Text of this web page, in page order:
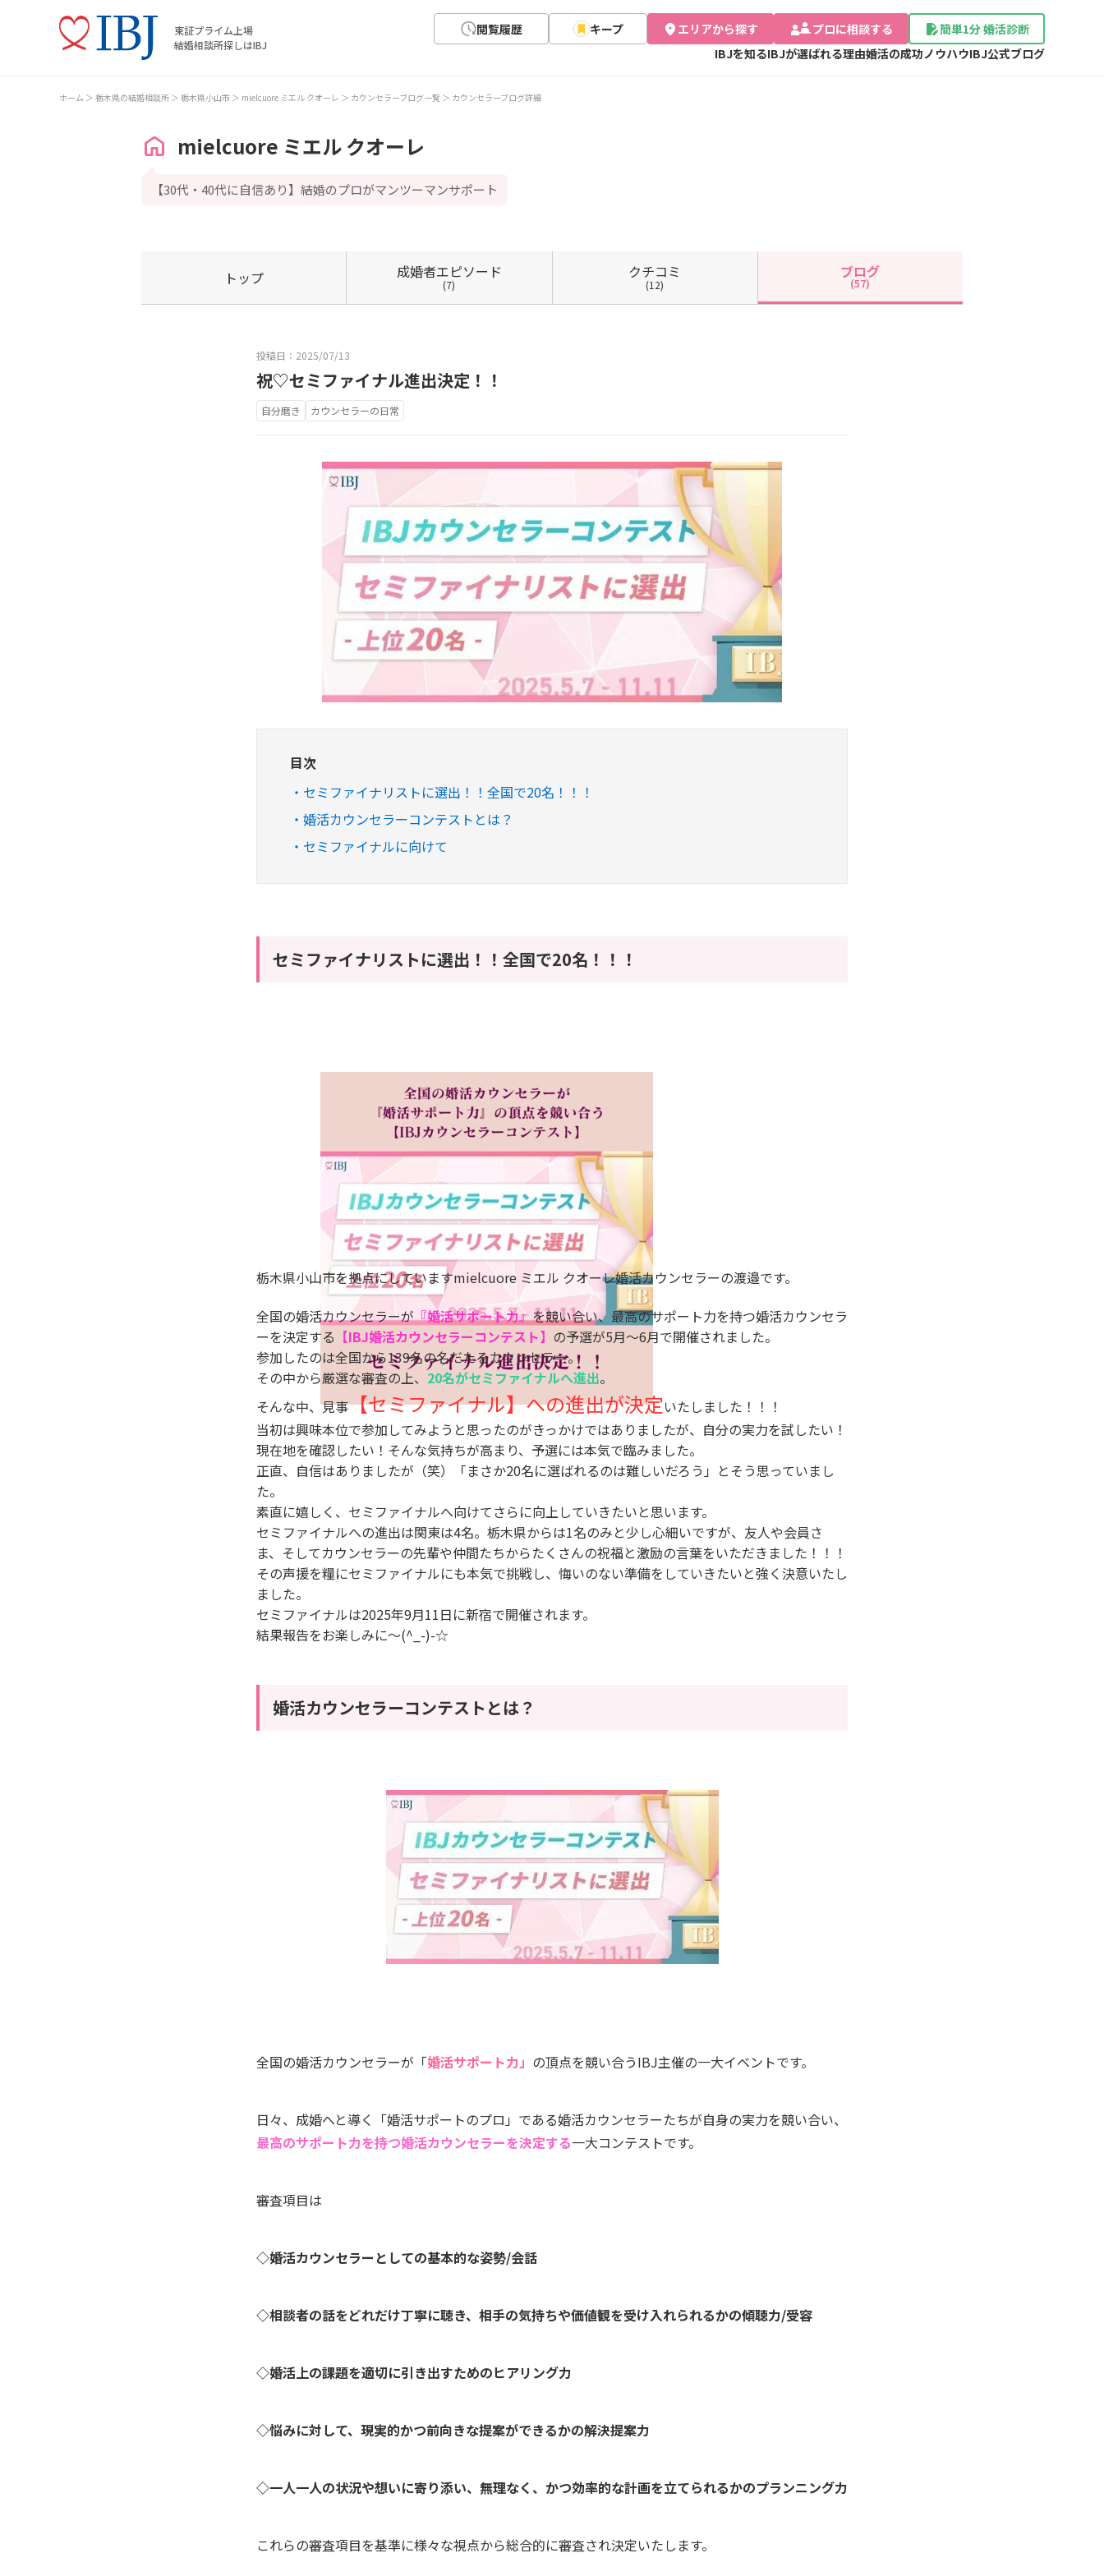
東証プライム上場
結婚相談所探しはIBJ
閲覧履歴 キープ エリアから探す プロに相談する
簡単1分 婚活診断
IBJを知るIBJが選ばれる理由婚活の成功ノウハウIBJ公式ブログ
ホーム 栃木県の結婚相談所 栃木県小山市 mielcuore ミエル クオーレ カウンセラーブログ一覧 カウンセラーブログ詳細
mielcuore ミエル クオーレ
【30代・40代に自信あり】結婚のプロがマンツーマンサポート
トップ 成婚者エピソード
(7)
クチコミ
(12)
ブログ
(57)
投稿日：2025/07/13
祝♡セミファイナル進出決定！！
自分磨き カウンセラーの日常
目次
セミファイナリストに選出！！全国で20名！！！
婚活カウンセラーコンテストとは？
セミファイナルに向けて
セミファイナリストに選出！！全国で20名！！！
栃木県小山市を拠点にしていますmielcuore ミエル クオーレ婚活カウンセラーの渡邉です。
全国の婚活カウンセラーが『婚活サポート力』を競い合い、最高のサポート力を持つ婚活カウンセラ
ーを決定する 【IBJ婚活カウンセラーコンテスト】 の予選が5月～6月で開催されました。
参加したのは全国から139名の名だたるカウンセラー。
その中から厳選な審査の上、 20名がセミファイナルへ進出。
そんな中、見事【セミファイナル】への進出が決定いたしました！！！
当初は興味本位で参加してみようと思ったのがきっかけではありましたが、自分の実力を試したい！
現在地を確認したい！そんな気持ちが高まり、予選には本気で臨みました。
正直、自信はありましたが（笑）「まさか20名に選ばれるのは難しいだろう」とそう思っていまし
た。
素直に嬉しく、セミファイナルへ向けてさらに向上していきたいと思います。
セミファイナルへの進出は関東は4名。栃木県からは1名のみと少し心細いですが、友人や会員さ
ま、そしてカウンセラーの先輩や仲間たちからたくさんの祝福と激励の言葉をいただきました！！！
その声援を糧にセミファイナルにも本気で挑戦し、悔いのない準備をしていきたいと強く決意いたし
ました。
セミファイナルは2025年9月11日に新宿で開催されます。
結果報告をお楽しみに～(^_-)-☆
婚活カウンセラーコンテストとは？
全国の婚活カウンセラーが「婚活サポート力」 の頂点を競い合うIBJ主催の一大イベントです。
日々、成婚へと導く「婚活サポートのプロ」である婚活カウンセラーたちが自身の実力を競い合い、
最高のサポート力を持つ婚活カウンセラーを決定する一大コンテストです。
審査項目は
◇婚活カウンセラーとしての基本的な姿勢/会話
◇相談者の話をどれだけ丁寧に聴き、相手の気持ちや価値観を受け入れられるかの傾聴力/受容
◇婚活上の課題を適切に引き出すためのヒアリング力
◇悩みに対して、現実的かつ前向きな提案ができるかの解決提案力
◇一人一人の状況や想いに寄り添い、無理なく、かつ効率的な計画を立てられるかのプランニング力
これらの審査項目を基準に様々な視点から総合的に審査され決定いたします。